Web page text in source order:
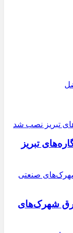
تبریز
شهرک‌های